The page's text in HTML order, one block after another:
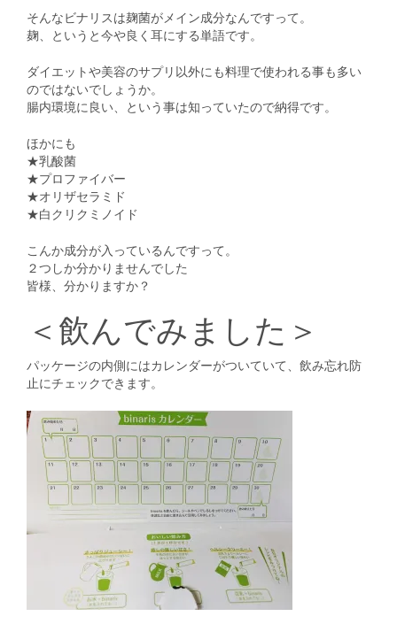
そんなビナリスは麹菌がメイン成分なんですって。
麹、というと今や良く耳にする単語です。
ダイエットや美容のサプリ以外にも料理で使われる事も多い
のではないでしょうか。
腸内環境に良い、という事は知っていたので納得です。
ほかにも
★乳酸菌
★プロファイバー
★オリザセラミド
★白クリクミノイド
こんか成分が入っているんですって。
２つしか分かりませんでした
皆様、分かりますか？
＜飲んでみました＞
パッケージの内側にはカレンダーがついていて、飲み忘れ防
止にチェックできます。